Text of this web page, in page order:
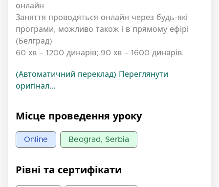
онлайн
Заняття проводяться онлайн через будь-які
програми, можливо також і в прямому ефірі
(Белград)
60 хв – 1200 динарів; 90 хв – 1600 динарів.
(Автоматичний переклад) Переглянути
оригінал...
Місце проведення уроку
Online Beograd, Serbia
Рівні та сертифікати